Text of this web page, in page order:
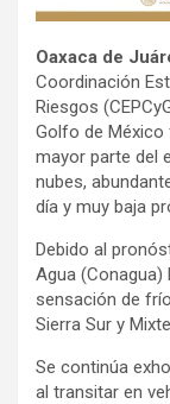
Oaxaca de
Coordinación
Riesgos
Golfo de
mayor parte del
nubes,
día y muy baja
Debido al
Agua
sensación de
Sierra Sur y
Se continúa
al transitar en